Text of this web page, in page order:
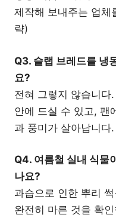
제작해 보내주는 업체
략)
Q3. 슬랩 브레드를 냉
요?
전혀 그렇지 않습니
안에 드실 수 있고, 팬
과 풍미가 살아납니다.
Q4. 여름철 실내 식물
나요?
과습으로 인한 뿌리
완전히 마른 것을 확